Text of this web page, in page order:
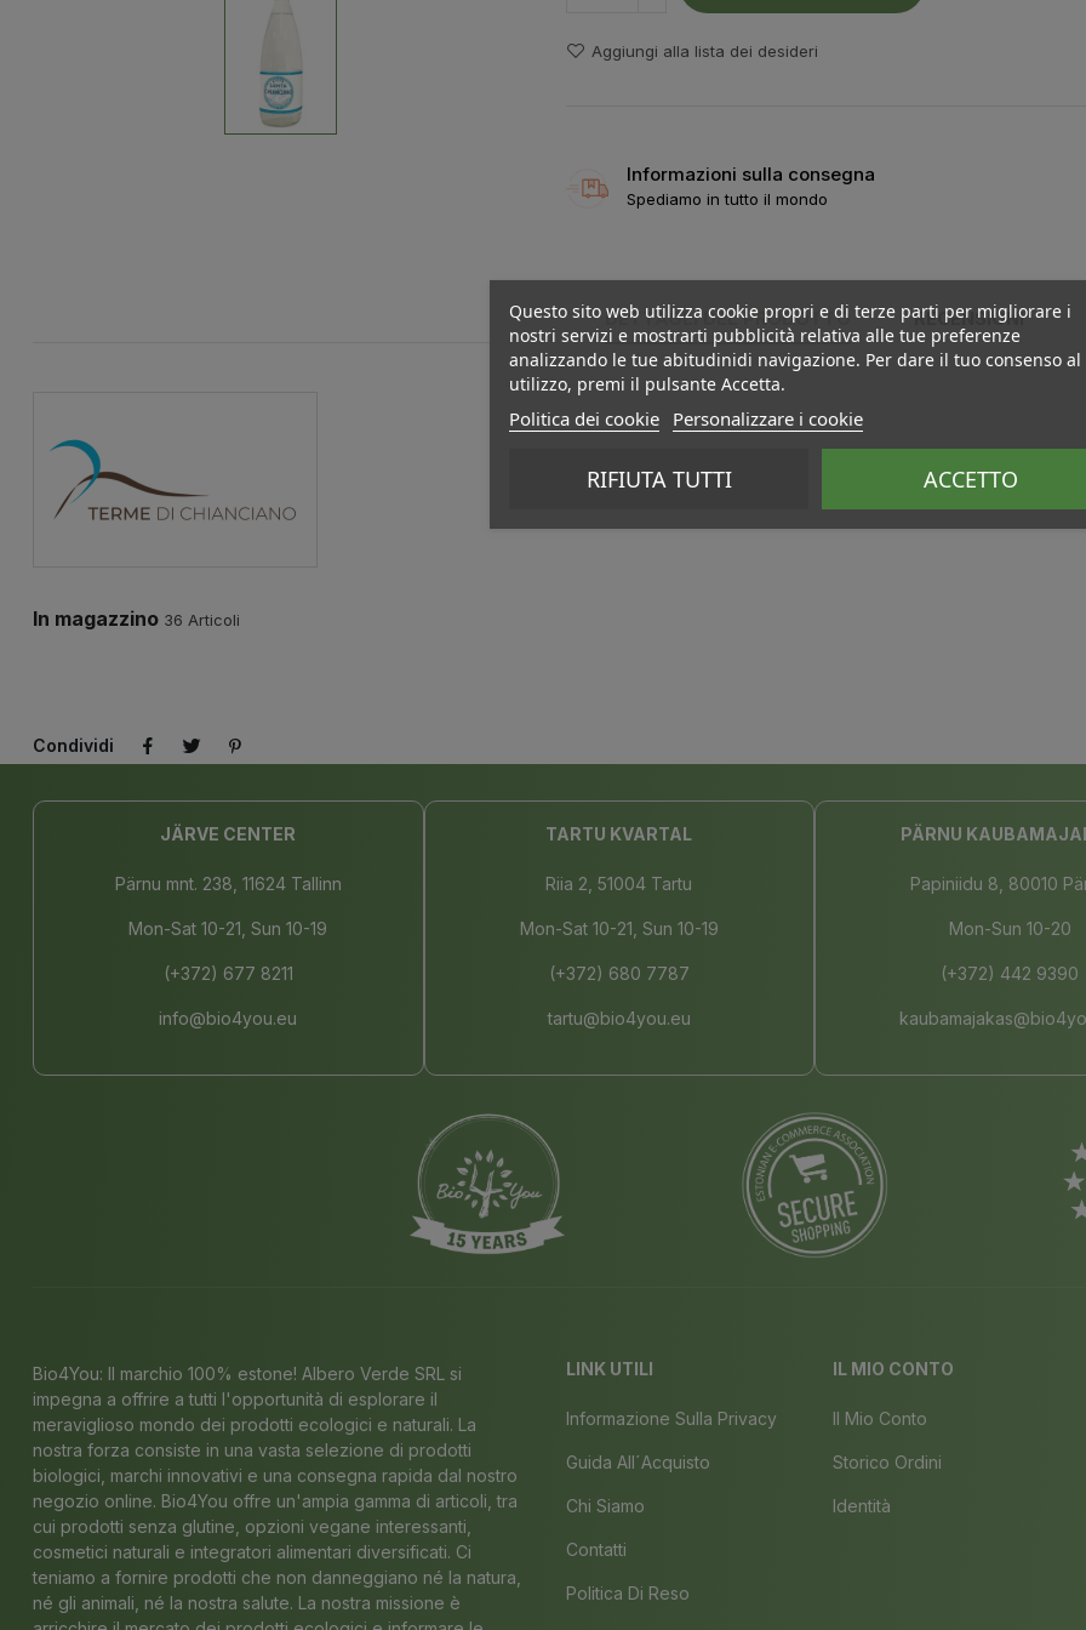
Aggiungi alla lista dei desideri
Informazioni sulla consegna
Spediamo in tutto il mondo
DETTAGLI DEL PRODOTTO RECENSIONI
In magazzino 36 Articoli
Condividi
JÄRVE CENTER
Pärnu mnt. 238, 11624 Tallinn
Mon-Sat 10-21, Sun 10-19
(+372) 677 8211
info@bio4you.eu
TARTU KVARTAL
Riia 2, 51004 Tartu
Mon-Sat 10-21, Sun 10-19
(+372) 680 7787
tartu@bio4you.eu
PÄRNU
Papiniidu 8, 80010
Mon-Sun 10-20
(+372) 442 9390
Bio4You: Il marchio 100% estone! Albero Verde SRL si
impegna a offrire a tutti l'opportunità di esplorare il
meraviglioso mondo dei prodotti ecologici e naturali. La
nostra forza consiste in una vasta selezione di prodotti
biologici, marchi innovativi e una consegna rapida dal nostro
negozio online. Bio4You offre un'ampia gamma di articoli, tra
cui prodotti senza glutine, opzioni vegane interessanti,
cosmetici naturali e integratori alimentari diversificati. Ci
teniamo a fornire prodotti che non danneggiano né la natura,
né gli animali, né la nostra salute. La nostra missione è
LINK UTILI
Informazione Sulla Privacy
Guida All´acquisto
Chi Siamo
Contatti
Politica Di Reso
IL MIO CONTO
Il Mio Conto
Storico Ordini
Identità
Questo sito web utilizza cookie propri e di terze parti per migliorare i
nostri servizi e mostrarti pubblicità relativa alle tue preferenze
analizzando le tue abitudinidi navigazione. Per dare il tuo consenso al
utilizzo, premi il pulsante Accetta.
Politica dei cookie Personalizzare i cookie
RIFIUTA TUTTI ACCETTO